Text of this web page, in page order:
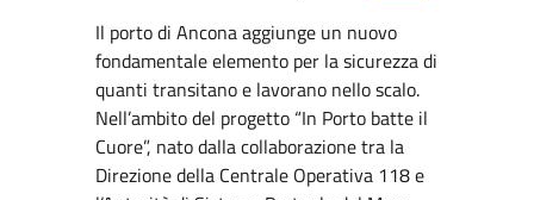
Il porto di Ancona aggiunge un nuovo
fondamentale elemento per la sicurezza di
quanti transitano e lavorano nello scalo.
Nell’ambito del progetto “In Porto batte il
Cuore”, nato dalla collaborazione tra la
Direzione della Centrale Operativa 118 e